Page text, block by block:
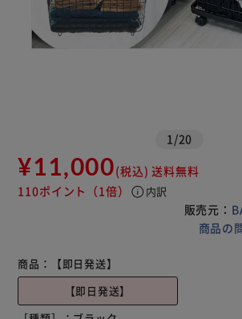
1/20
¥11,000(税込) 送料無料
110ポイント （1倍） info 内訳
販売元：
商品の
商品：
【即日発送】
【即日発送】